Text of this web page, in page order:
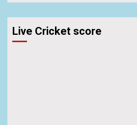
Live Cricket score